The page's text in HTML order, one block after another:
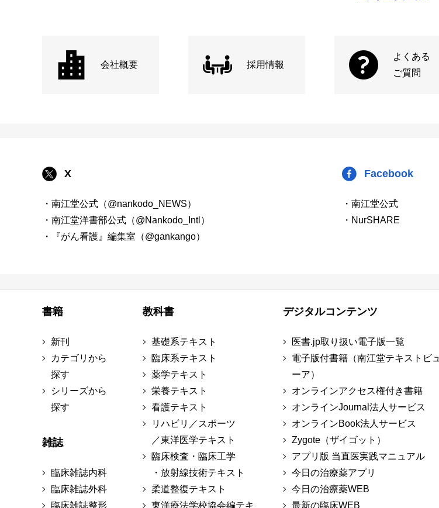
会社概要 採用情報
よくある
ご質問
X
・南江堂公式（@nankodo_NEWS）
・南江堂洋書部公式（@Nankodo_Intl）
・『がん看護』編集室（@gankango）
Facebook
・南江堂公式
・NurSHARE
書籍
新刊
カテゴリから
探す
シリーズから
探す
雑誌
臨床雑誌内科
臨床雑誌外科
臨床雑誌整形
教科書
基礎系テキスト
臨床系テキスト
薬学テキスト
栄養テキスト
看護テキスト
リハビリ／スポーツ
／東洋医学テキスト
臨床検査・臨床工学
・放射線技術テキスト
柔道整復テキスト
東洋療法学校協会編テキ
デジタルコンテンツ
医書.jp取り扱い電子版一覧
電子版付書籍（南江堂テキストビュ
ーア）
オンラインアクセス権付き書籍
オンラインJournal法人サービス
オンラインBook法人サービス
Zygote（ザイゴット）
アプリ版 当直医実践マニュアル
今日の治療薬アプリ
今日の治療薬WEB
最新の臨床WEB